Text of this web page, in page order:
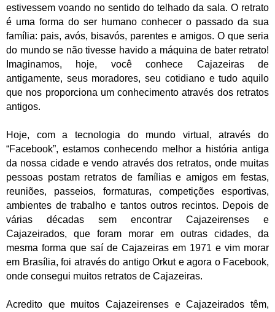
estivessem voando no sentido do telhado da sala. O retrato
é uma forma do ser humano conhecer o passado da sua
família: pais, avós, bisavós, parentes e amigos. O que seria
do mundo se não tivesse havido a máquina de bater retrato!
Imaginamos, hoje, você conhece Cajazeiras de
antigamente, seus moradores, seu cotidiano e tudo aquilo
que nos proporciona um conhecimento através dos retratos
antigos.
Hoje, com a tecnologia do mundo virtual, através do
“Facebook”, estamos conhecendo melhor a história antiga
da nossa cidade e vendo através dos retratos, onde muitas
pessoas postam retratos de famílias e amigos em festas,
reuniões, passeios, formaturas, competições esportivas,
ambientes de trabalho e tantos outros recintos. Depois de
várias décadas sem encontrar Cajazeirenses e
Cajazeirados, que foram morar em outras cidades, da
mesma forma que saí de Cajazeiras em 1971 e vim morar
em Brasília, foi através do antigo Orkut e agora o Facebook,
onde consegui muitos retratos de Cajazeiras.
Acredito que muitos Cajazeirenses e Cajazeirados têm,